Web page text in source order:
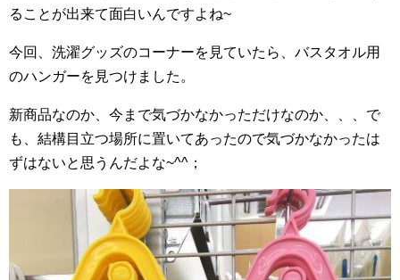
ることが出来て面白いんですよね~
今回、洗濯グッズのコーナーを見ていたら、バスタオル用
のハンガーを見つけました。
新商品なのか、今まで気づかなかっただけなのか、、、で
も、結構目立つ場所に置いてあったので気づかなかったは
ずはないと思うんだよな~^^；